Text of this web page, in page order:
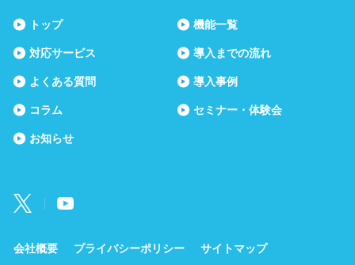
トップ 機能一覧
対応サービス 導入までの流れ
よくある質問 導入事例
コラム セミナー・体験会
お知らせ
会社概要 プライバシーポリシー サイトマップ